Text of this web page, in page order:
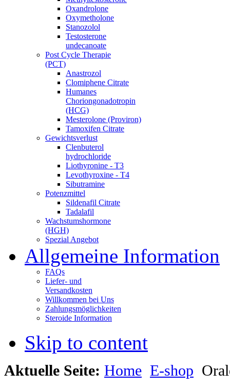
Oxandrolone
Oxymetholone
Stanozolol
Testosterone
undecanoate
Post Cycle Therapie
(PCT)
Anastrozol
Clomiphene Citrate
Humanes
Choriongonadotropin
(HCG)
Mesterolone (Proviron)
Tamoxifen Citrate
Gewichtsverlust
Clenbuterol
hydrochloride
Liothyronine - T3
Levothyroxine - T4
Sibutramine
Potenzmittel
Sildenafil Citrate
Tadalafil
Wachstumshormone
(HGH)
Spezial Angebot
Allgemeine Information
FAQs
Liefer- und
Versandkosten
Willkommen bei Uns
Zahlungsmöglichkeiten
Steroide Information
Skip to content
Aktuelle Seite: Home E-shop